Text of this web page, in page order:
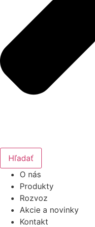
Hľadať
O nás
Produkty
Rozvoz
Akcie a novinky
Kontakt